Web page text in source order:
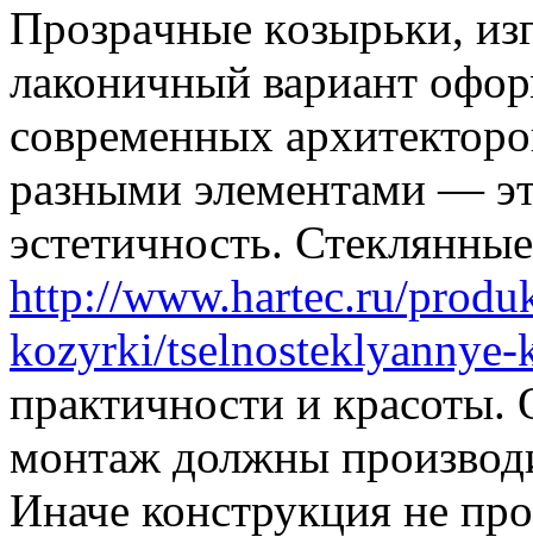
Прoзрaчныe кoзырьки,
лаконичный вариант
современных
разными элементами —
эстетичность.
http://www.hartec.ru/
kozyrki/
практичности и красоты.
монтаж должны
Иначе конструкция не